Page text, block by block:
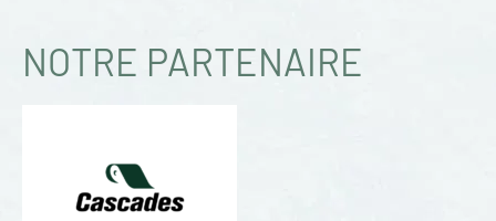
NOTRE PARTENAIRE